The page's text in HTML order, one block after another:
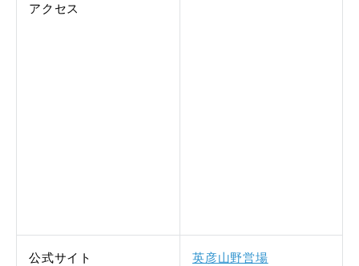
アクセス
公式サイト 英彦山野営場